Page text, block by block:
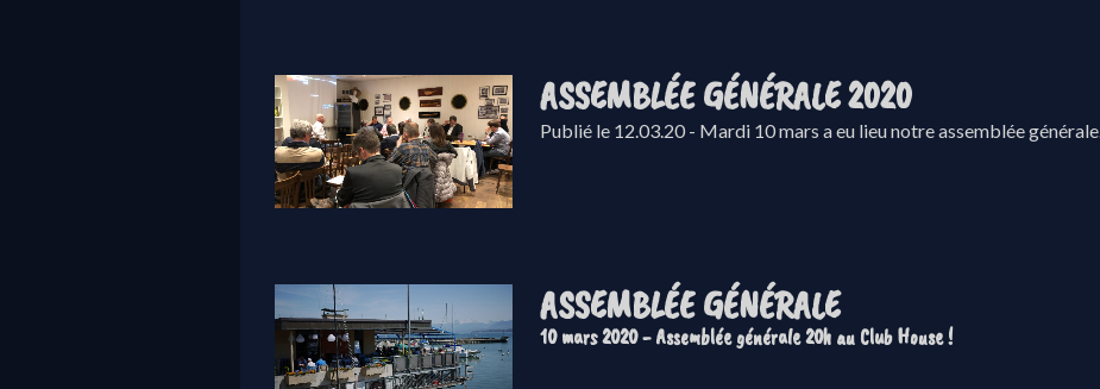
ASSEMBLÉE GÉNÉRALE 2020
Publié le 12.03.20 - Mardi 10 mars a eu lieu notre assemblée générale.
ASSEMBLÉE GÉNÉRALE
10 mars 2020 - Assemblée générale 20h au Club House !